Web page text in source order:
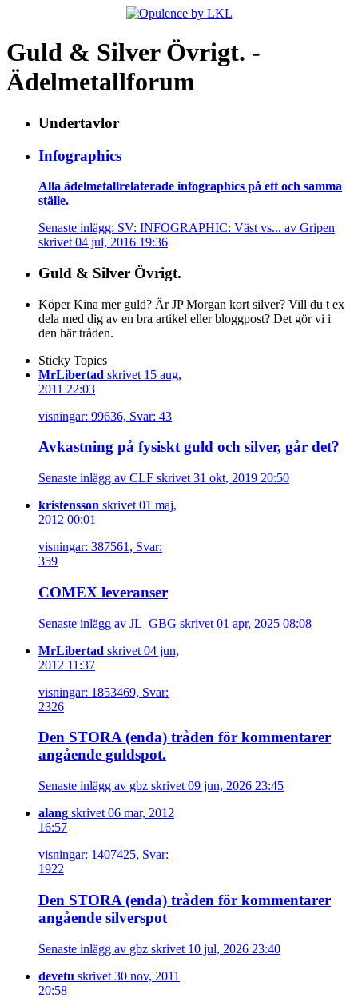
Guld & Silver Övrigt. -
Ädelmetallforum
Undertavlor
Infographics
Alla ädelmetallrelaterade infographics på ett och samma
ställe.
Senaste inlägg: SV: INFOGRAPHIC: Väst vs... av Gripen
skrivet 04 jul, 2016 19:36
Guld & Silver Övrigt.
Köper Kina mer guld? Är JP Morgan kort silver? Vill du t ex
dela med dig av en bra artikel eller bloggpost? Det gör vi i
den här tråden.
Sticky Topics
MrLibertad skrivet 15 aug,
2011 22:03
visningar: 99636, Svar: 43
Avkastning på fysiskt guld och silver, går det?
Senaste inlägg av CLF skrivet 31 okt, 2019 20:50
kristensson skrivet 01 maj,
2012 00:01
visningar: 387561, Svar:
359
COMEX leveranser
Senaste inlägg av JL_GBG skrivet 01 apr, 2025 08:08
MrLibertad skrivet 04 jun,
2012 11:37
visningar: 1853469, Svar:
2326
Den STORA (enda) tråden för kommentarer
angående guldspot.
Senaste inlägg av gbz skrivet 09 jun, 2026 23:45
alang skrivet 06 mar, 2012
16:57
visningar: 1407425, Svar:
1922
Den STORA (enda) tråden för kommentarer
angående silverspot
Senaste inlägg av gbz skrivet 10 jul, 2026 23:40
devetu skrivet 30 nov, 2011
20:58